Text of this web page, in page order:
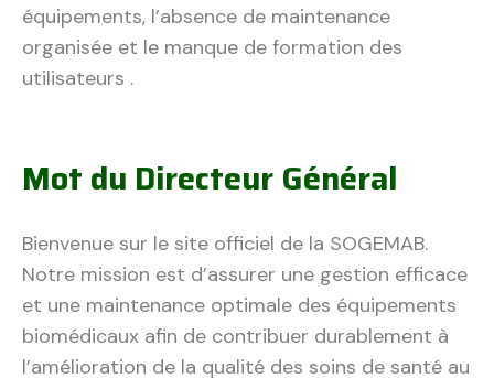
équipements, l’absence de maintenance
organisée et le manque de formation des
utilisateurs .
Mot du Directeur Général
Bienvenue sur le site officiel de la SOGEMAB.
Notre mission est d’assurer une gestion efficace
et une maintenance optimale des équipements
biomédicaux afin de contribuer durablement à
l’amélioration de la qualité des soins de santé au